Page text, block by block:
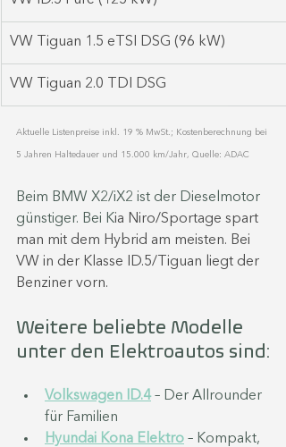
VW Tiguan 1.5 eTSI DSG (96 kW)
VW Tiguan 2.0 TDI DSG
Aktuelle Listenpreise inkl. 19 % MwSt.; Kostenberechnung bei
5 Jahren Haltedauer und 15.000 km/Jahr, Quelle: ADAC
Beim BMW X2/iX2 ist der Dieselmotor
günstiger. Bei Kia Niro/Sportage spart
man mit dem Hybrid am meisten. Bei
VW in der Klasse ID.5/Tiguan liegt der
Benziner vorn.
Weitere beliebte Modelle
unter den Elektroautos sind:
Volkswagen ID.4 – Der Allrounder
für Familien
Hyundai Kona Elektro – Kompakt,